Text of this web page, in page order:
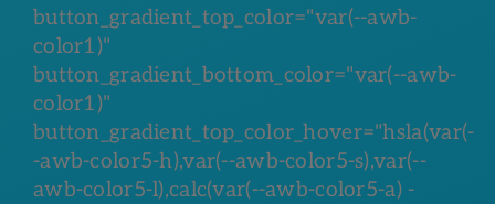
button_gradient_top_color="var(--awb-
color1)"
button_gradient_bottom_color="var(--awb-
color1)"
button_gradient_top_color_hover="hsla(var(-
-awb-color5-h),var(--awb-color5-s),var(--
awb-color5-l),calc(var(--awb-color5-a) -